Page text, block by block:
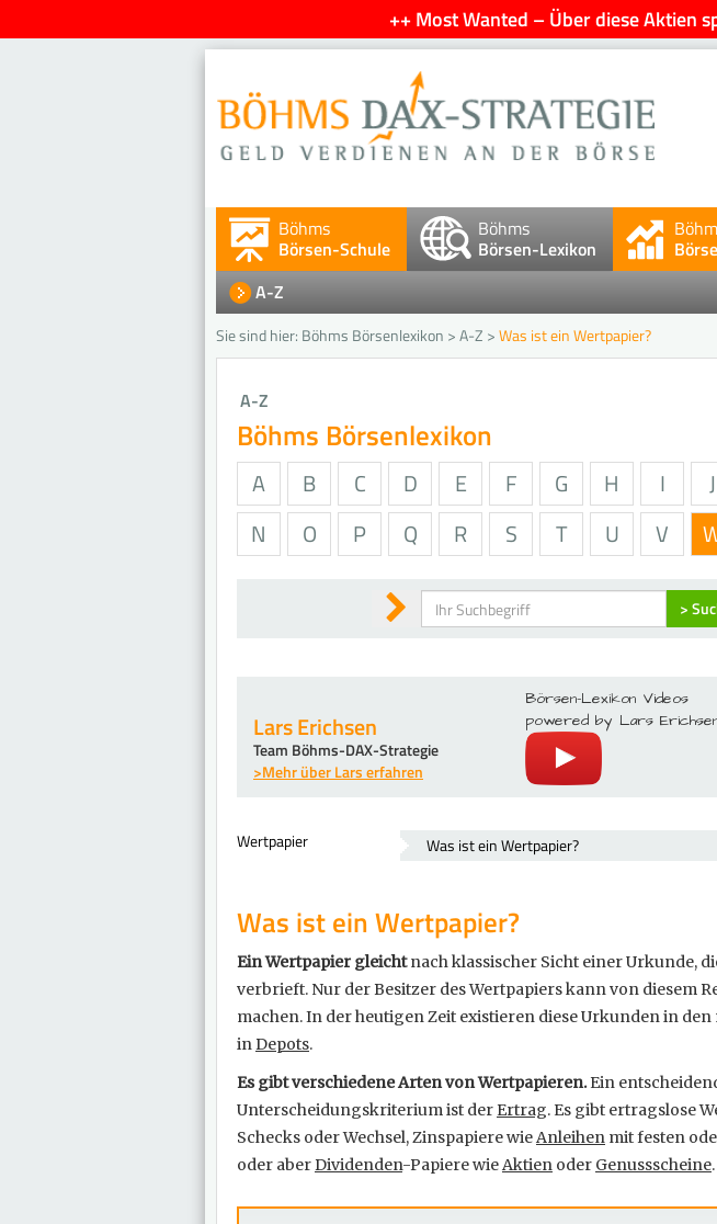
++ Most Wanted – Über diese Aktien
Böhms
Börsen-Schule
Böhms
Börsen-Lexikon
A-Z
Sie sind hier: Böhms Börsenlexikon >A-Z >Was ist ein Wertpapier?
A-Z
Böhms Börsenlexikon
A B C D E F G H I J
N
O P Q R S T U V
Suchen >
Lars Erichsen
Team Böhms-DAX-Strategie
>Mehr über Lars erfahren
Börsen-Lexikon Videos
powered by Lars
Wertpapier Was ist ein Wertpapier?
Was ist ein Wertpapier?
Ein Wertpapier gleichtnach klassischer Sicht einer Urkunde,
verbrieft. Nur der Besitzer des Wertpapiers kann von diesem
machen. In der heutigen Zeit existieren diese Urkunden in
inDepots.
Es gibt verschiedene Arten von Wertpapieren.Ein
Unterscheidungskriterium ist der Ertrag. Es gibt ertragslose
Schecks oder Wechsel, Zinspapiere wieAnleihen mit festen
oder aberDividenden-Papiere wieAktien oder Genussscheine.